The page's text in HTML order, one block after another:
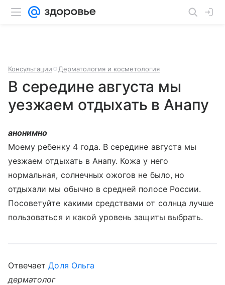
Консультации Дерматология и косметология
В середине августа мы
уезжаем отдыхать в Анапу
анонимно
Моему ребенку 4 года. В середине августа мы
уезжаем отдыхать в Анапу. Кожа у него
нормальная, солнечных ожогов не было, но
отдыхали мы обычно в средней полосе России.
Посоветуйте какими средствами от солнца лучше
пользоваться и какой уровень защиты выбрать.
ОтвечаетДоля Ольга
дерматолог